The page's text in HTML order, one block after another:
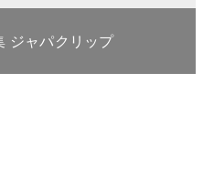
ジャパクリップ